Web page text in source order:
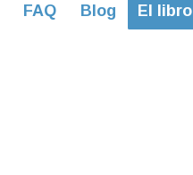
FAQ Blog El libro